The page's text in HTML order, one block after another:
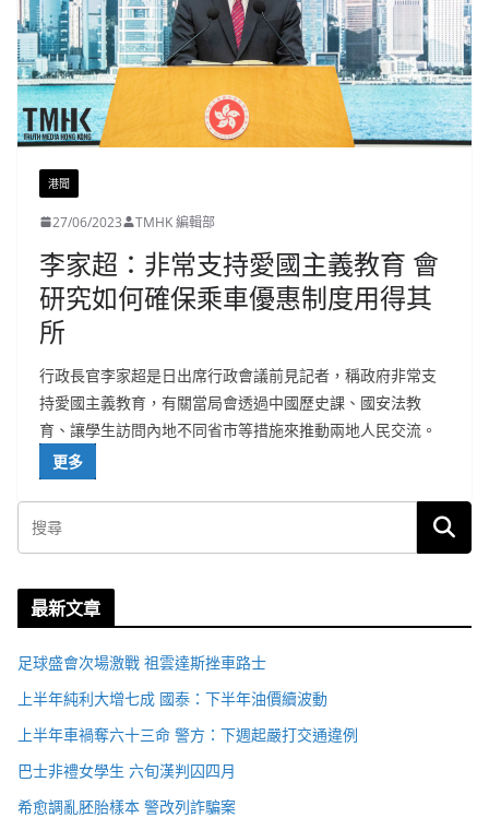
港聞
27/06/2023 TMHK 編輯部
李家超：非常支持愛國主義教育 會
研究如何確保乘車優惠制度用得其
所
行政長官李家超是日出席行政會議前見記者，稱政府非常支
持愛國主義教育，有關當局會透過中國歷史課、國安法教
育、讓學生訪問內地不同省市等措施來推動兩地人民交流。
更多
最新文章
足球盛會次場激戰 祖雲達斯挫車路士
上半年純利大增七成 國泰：下半年油價續波動
上半年車禍奪六十三命 警方：下週起嚴打交通違例
巴士非禮女學生 六旬漢判囚四月
希愈調亂胚胎樣本 警改列詐騙案